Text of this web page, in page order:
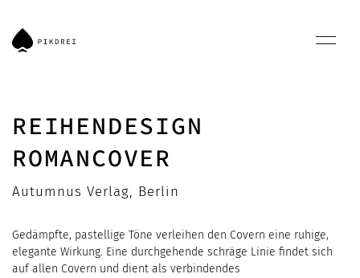
REIHENDESIGN
ROMANCOVER
Autumnus Verlag, Berlin
Gedämpfte, pastellige Töne verleihen den Covern eine ruhige,
elegante Wirkung. Eine durchgehende schräge Linie findet sich
auf allen Covern und dient als verbindendes